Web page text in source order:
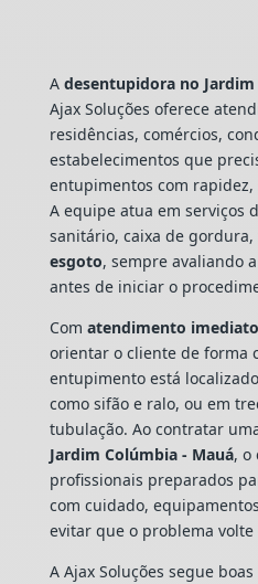
A desentupidora no
Ajax Soluções oferece
residências, comércios,
estabelecimentos que
entupimentos com
A equipe atua em serviços
sanitário, caixa de
esgoto, sempre avaliando
antes de iniciar o
Com atendimento imediato
orientar o cliente de forma
entupimento está
como sifão e ralo, ou em
tubulação. Ao contratar
Jardim Colúmbia - Mauá, o
profissionais preparados
com cuidado,
evitar que o problema
A Ajax Soluções segue